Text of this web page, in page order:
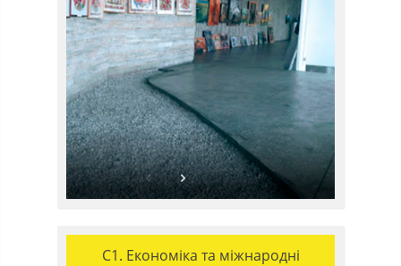
C1. Економіка та міжнародні